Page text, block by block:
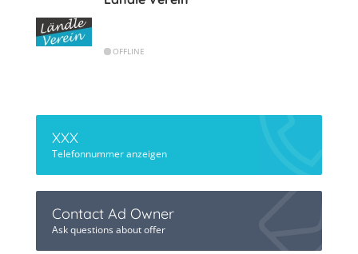
OFFLINE
XXX
Telefonnummer anzeigen
Contact Ad Owner
Ask questions about offer